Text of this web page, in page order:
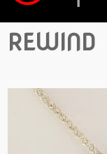
REWIND